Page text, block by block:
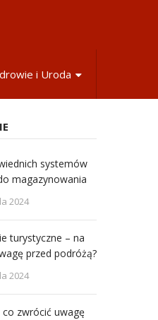
i Uroda
systemów
magazynowania
2024
turystyczne – na
przed podróżą?
2024
co zwrócić uwagę